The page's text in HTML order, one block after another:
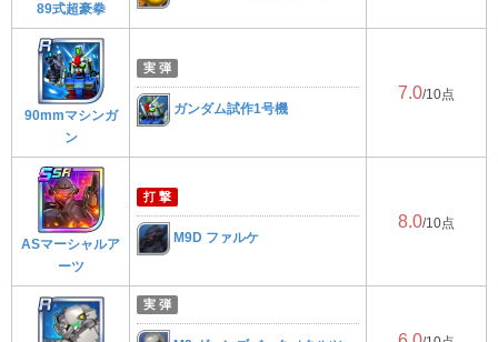
89式超豪拳
90mmマシンガ
ン
実 弾
ガンダム試作1号機
7.0/10点
ASマーシャルア
ーツ
打 撃
M9D ファルケ
8.0/10点
実 弾